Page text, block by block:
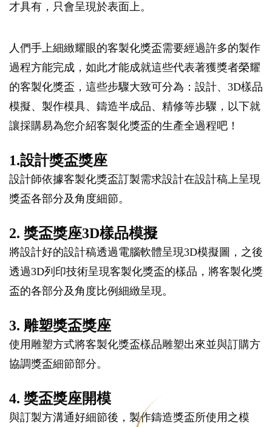
才具有，只會呈現於表面上。
人們手上細緻耀眼的客製化獎盃需要經過許多的製作
過程方能完成，如此才能成就這些代表著獲獎者榮耀
的客製化獎盃，這些步驟大致可分為：設計、3D樣品
模擬、製作模具、鑄造半成品、精修等步驟，以下就
讓採購易為您介紹客製化獎盃的生產全過程吧！
1.設計獎盃獎座
設計師依據客製化獎盃訂製需求設計在設計稿上呈現
獎盃各部分及角度細節。
2. 獎盃獎座3D樣品模擬
將設計好的設計稿透過電腦軟體呈現3D模擬圖，之後
透過3D列印技術呈現客製化獎盃的樣品，將客製化獎
盃的各部分及角度比例細緻呈現。
3. 雕塑獎盃獎座
使用雕塑方式將客製化獎盃樣品雕塑出來並與訂購方
協調獎盃細節部分。
4. 獎盃獎座開模
與訂製方溝通好細節後，製作鑄造獎盃所使用之模